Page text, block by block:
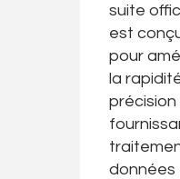
suite
est
pour
la
précision
données